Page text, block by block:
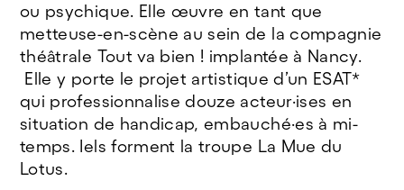
ou psychique. Elle œuvre en tant que
metteuse-en-scène au sein de la compagnie
théâtrale Tout va bien ! implantée à Nancy.
Elle y porte le projet artistique d’un ESAT*
qui professionnalise douze acteur·ises en
situation de handicap, embauché·es à mi-
temps. Iels forment la troupe La Mue du
Lotus.